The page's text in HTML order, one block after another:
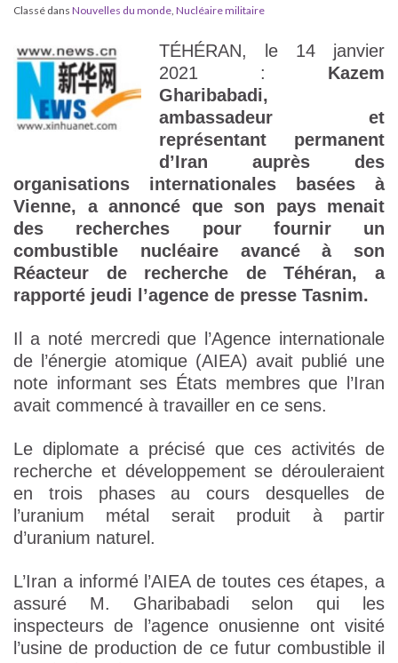
Classé dans Nouvelles du monde, Nucléaire militaire
TÉHÉRAN, le 14 janvier
2021 : Kazem
Gharibabadi,
ambassadeur et
représentant permanent
d’Iran auprès des
organisations internationales basées à
Vienne, a annoncé que son pays menait
des recherches pour fournir un
combustible nucléaire avancé à son
Réacteur de recherche de Téhéran, a
rapporté jeudi l’agence de presse Tasnim.
Il a noté mercredi que l’Agence internationale
de l’énergie atomique (AIEA) avait publié une
note informant ses États membres que l’Iran
avait commencé à travailler en ce sens.
Le diplomate a précisé que ces activités de
recherche et développement se dérouleraient
en trois phases au cours desquelles de
l’uranium métal serait produit à partir
d’uranium naturel.
L’Iran a informé l’AIEA de toutes ces étapes, a
assuré M. Gharibabadi selon qui les
inspecteurs de l’agence onusienne ont visité
l’usine de production de ce futur combustible il